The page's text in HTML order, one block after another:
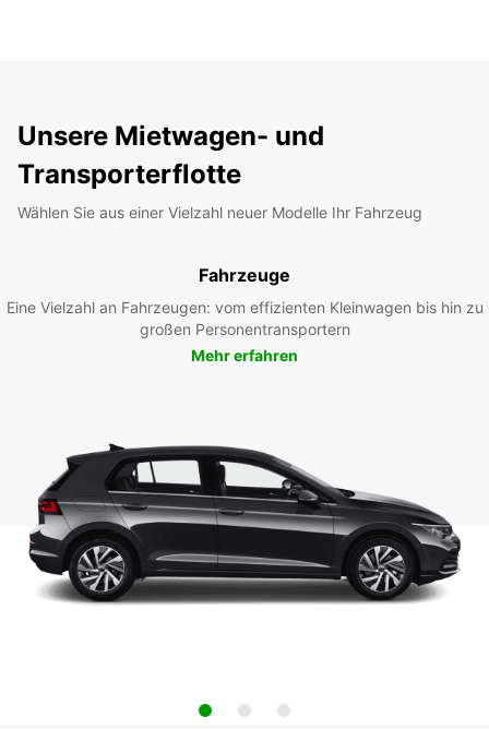
Unsere Mietwagen- und
Transporterflotte
Wählen Sie aus einer Vielzahl neuer Modelle Ihr Fahrzeug
Fahrzeuge
Eine Vielzahl an Fahrzeugen: vom effizienten Kleinwagen bis hin zu
großen Personentransportern
Mehr erfahren